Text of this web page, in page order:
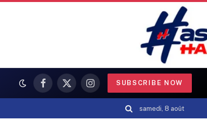
Facebook
X
(Twitter)
Instagram
SUBSCRIBE NOW
samedi, 8 août